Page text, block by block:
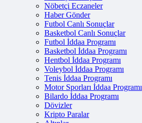
Nöbetçi Eczaneler
Haber Gönder
Futbol Canlı Sonuçlar
Basketbol Canlı Sonuçlar
Futbol İddaa Programı
Basketbol İddaa Programı
Hentbol İddaa Programı
Voleybol İddaa Programı
Tenis İddaa Programı
Motor Sporları İddaa Programı
Bilardo İddaa Programı
Dövizler
Kripto Paralar